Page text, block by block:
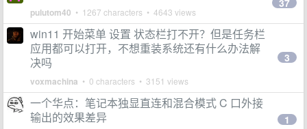
pulutom40 • 1267 characters • 4643 views
37
win11 开始菜单 设置 状态栏打不开？但是任务栏
应用都可以打开，不想重装系统还有什么办法解
决吗
voxmachina • 0 characters • 3151 views
3
一个华点：笔记本独显直连和混合模式 C 口外接
输出的效果差异
1